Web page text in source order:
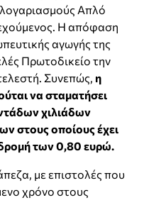
Απλό
Η απόφαση
αγωγής της
Πρωτοδικείο την
Συνεπώς, η
να σταματήσει
χιλιάδων
στους οποίους έχει
των 0,80 ευρώ.
με επιστολές που
χρόνο στους